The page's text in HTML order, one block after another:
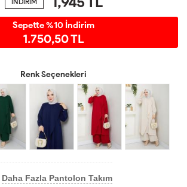
Sepette %10 İndirim
1.750,50 TL
Renk Seçenekleri
Daha Fazla Pantolon Takım